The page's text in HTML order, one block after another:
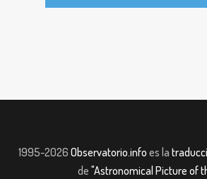
1995-2026 Observatorio.info es la
de "Astronomical Picture of